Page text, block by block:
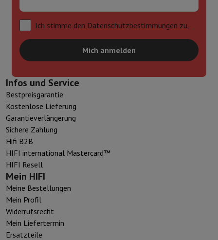
Ich stimme den Datenschutzbestimmungen zu.
Mich anmelden
Infos und Service
Bestpreisgarantie
Kostenlose Lieferung
Garantieverlängerung
Sichere Zahlung
Hifi B2B
HIFI international Mastercard™
HIFI Resell
Mein HIFI
Meine Bestellungen
Mein Profil
Widerrufsrecht
Mein Liefertermin
Ersatzteile